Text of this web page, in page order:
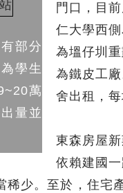
部分
學生
萬
量並
門口，目
仁大學西
為塭仔圳
為鐵皮工
舍出租，
東森房屋
依賴建國
稀少。至於，住宅